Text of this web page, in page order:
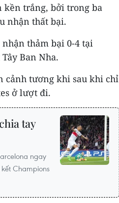
kền trắng, bởi trong ba
nhận thất bại.
thảm bại 0-4 tại
Ban Nha.
cảnh tương khi sau khi chỉ
ở lượt đi.
tay
ngay
Champions